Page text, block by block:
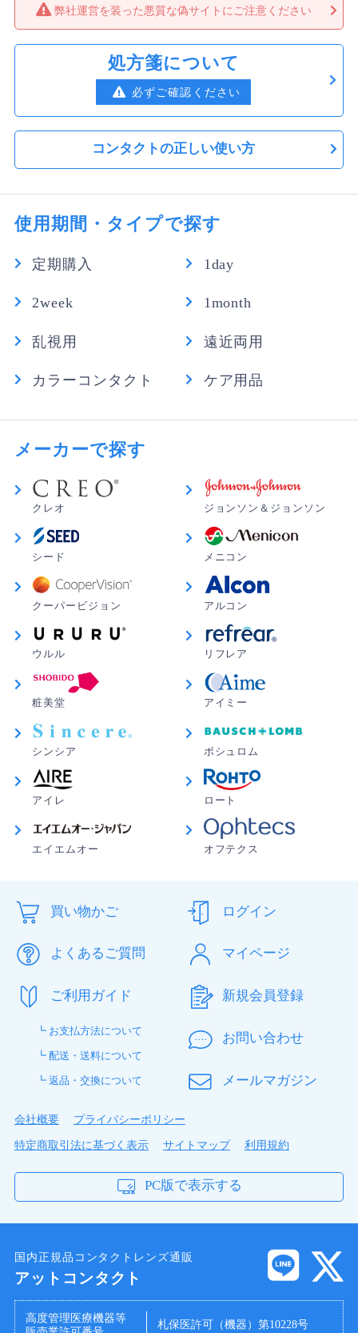
弊社運営を装った悪質な偽サイトにご注意ください
処方箋について
必ずご確認ください
コンタクトの正しい使い方
使用期間・タイプで探す
定期購入 1day
2week 1month
乱視用 遠近両用
カラーコンタクト ケア用品
メーカーで探す
クレオ ジョンソン＆ジョンソン
シード メニコン
クーパービジョン アルコン
ウルル リフレア
粧美堂 アイミー
シンシア ボシュロム
アイレ ロート
エイエムオー オフテクス
買い物かご
よくあるご質問
ご利用ガイド
┗ お支払方法について
┗ 配送・送料について
┗ 返品・交換について
ログイン
マイページ
新規会員登録
お問い合わせ
メールマガジン
会社概要
プライバシーポリシー
特定商取引法に基づく表示
サイトマップ 利用規約
PC版で表示する
国内正規品コンタクトレンズ通販
アットコンタクト
高度管理医療機器等
札保医許可（機器）第10228号